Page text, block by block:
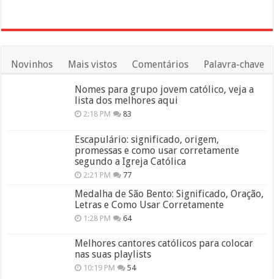
Novinhos Mais vistos Comentários Palavra-chave
Nomes para grupo jovem católico, veja a
lista dos melhores aqui
2:18 PM 83
Escapulário: significado, origem,
promessas e como usar corretamente
segundo a Igreja Católica
2:21 PM 77
Medalha de São Bento: Significado, Oração,
Letras e Como Usar Corretamente
1:28 PM 64
Melhores cantores católicos para colocar
nas suas playlists
10:19 PM 54